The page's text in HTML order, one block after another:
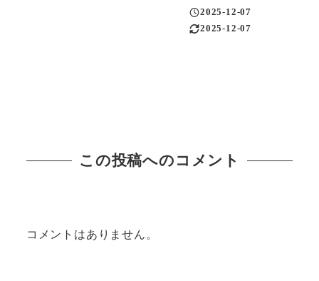
投稿日
2025-12-07
更新日
2025-12-07
この投稿へのコメント
コメントはありません。